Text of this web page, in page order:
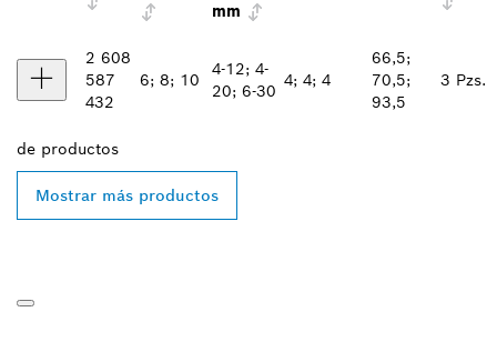
mm
2 608
587
432
6; 8; 10
4-12; 4-
20; 6-30
4; 4; 4
66,5;
70,5;
93,5
3 Pzs.
de productos
Mostrar más productos